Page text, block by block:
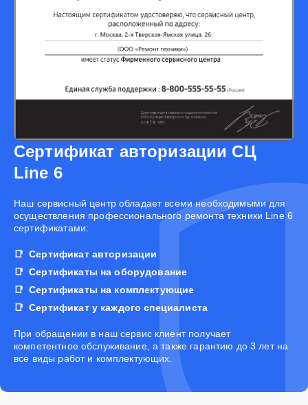
Сертификат авторизации СЦ
Line 6
Наш сервисный центр обладает всеми необходимыми для
осуществления профессионального ремонта техники Line 6
сертификатами:
Сертификат авторизации
Сертификаты на оборудование
Сертификаты на комплектующие
Сертификат у каждого специалиста
При обращении в наш сервис клиент получает
компетентное обслуживание, а также гарантию до 3 лет на
все виды работ и комплектующих.